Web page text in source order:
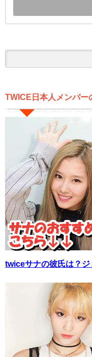
TWICE日本人メンバ
twiceサナの彼氏は？ジ